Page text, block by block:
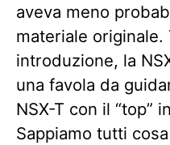
aveva meno
materiale originale.
introduzione, la
una favola da
NSX-T con il “top”
Sappiamo tutti